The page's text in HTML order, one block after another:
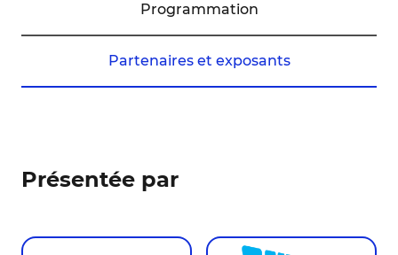
Programmation
Partenaires et exposants
Présentée par